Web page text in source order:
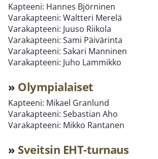
Kapteeni: Hannes Björninen
Varakapteeni: Waltteri Merelä
Varakapteeni: Juuso Riikola
Varakapteeni: Sami Päivärinta
Varakapteeni: Sakari Manninen
Varakapteeni: Juho Lammikko
» Olympialaiset
Kapteeni: Mikael Granlund
Varakapteeni: Sebastian Aho
Varakapteeni: Mikko Rantanen
» Sveitsin EHT-turnaus